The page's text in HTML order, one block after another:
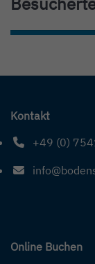
WEITERLESEN
Kontakt
+49 (0)
E-Mail Adresse:
Online Buchen